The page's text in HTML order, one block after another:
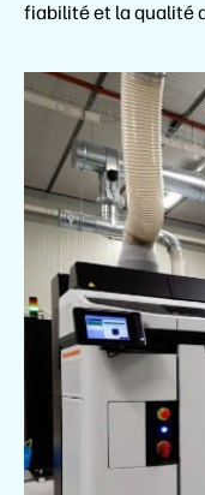
fiabilité et la qualité
Weerg
Weerg repousse
industrielle et de
avec la solution
5200.
Regarder la